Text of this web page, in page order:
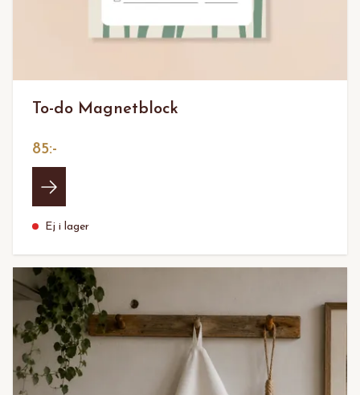
To-do Magnetblock
85:-
Ej i lager